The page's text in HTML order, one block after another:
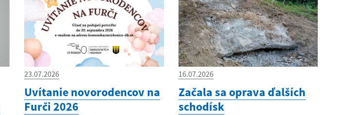
23.07.2026
Uvítanie novorodencov na
Furči 2026
16.07.2026
Začala sa oprava ďalších
schodísk